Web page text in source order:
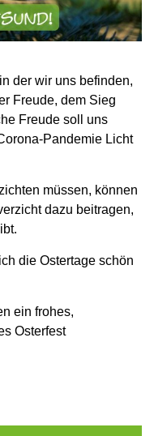
der wir uns befinden,
Freude, dem Sieg
Freude soll uns
Pandemie Licht
müssen, können
dazu beitragen,
die Ostertage schön
ein frohes,
Osterfest